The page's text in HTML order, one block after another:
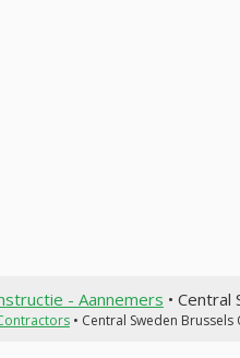
- Aannemers •
• Central Sweden Brussels